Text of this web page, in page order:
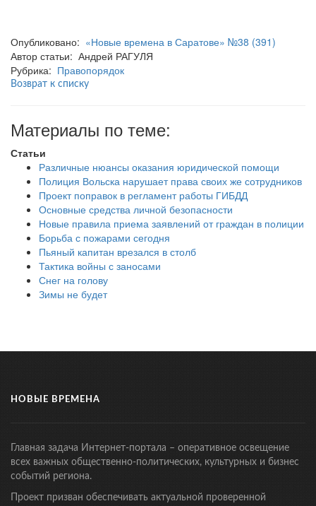
Опубликовано: «Новые времена в Саратове» №38 (391)
Автор статьи: Андрей РАГУЛЯ
Рубрика: Правопорядок
Возврат к списку
Материалы по теме:
Статьи
Различные нюансы оказания юридической помощи
Полиция Вольска нарушает права своих же сотрудников
Проект поправок в регламент работы ГИБДД
Основные средства личной безопасности
Новые правила приема заявлений от граждан в полиции
Борьба с пожарами сегодня
Пьяный капитан врезался в столб
Тактика войны с заносами
Снег на голову
Зимы не будет
НОВЫЕ ВРЕМЕНА
Главная задача Интернет-портала – оперативное освещение
всех важных общественно-политических, культурных и бизнес
событий региона.
Проект призван обеспечивать актуальной проверенной